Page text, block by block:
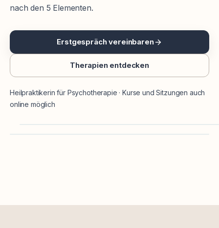
nach den 5 Elementen.
Erstgespräch vereinbaren
Therapien entdecken
Heilpraktikerin für Psychotherapie · Kurse und Sitzungen auch
online möglich